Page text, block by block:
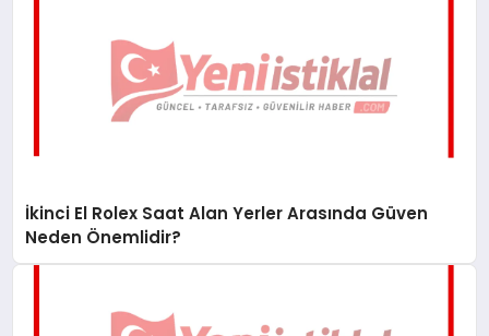
İkinci El Rolex Saat Alan Yerler Arasında Güven
Neden Önemlidir?